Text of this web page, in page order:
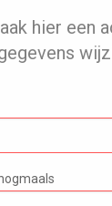
hier een